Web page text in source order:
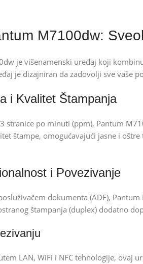
M7100dw:
je višenamenski uređaj koji
je dizajniran da zadovolji sve vaše
i Kvalitet Štampanja
stranice po minuti (ppm), Pantum
štampe, omogućavajući jasne i
i Povezivanje
dokumenta (ADF),
štampanja (duplex) dodatno
LAN, WiFi i NFC tehnologije, ovaj